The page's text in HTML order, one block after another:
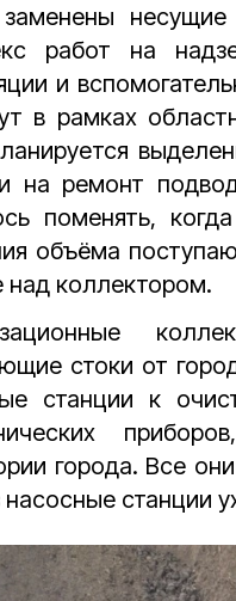
несущие
работ на
и
в рамках
на ремонт
поменять,
объёма
над коллектором.
стоки от
станции к
города. Все
насосные станции